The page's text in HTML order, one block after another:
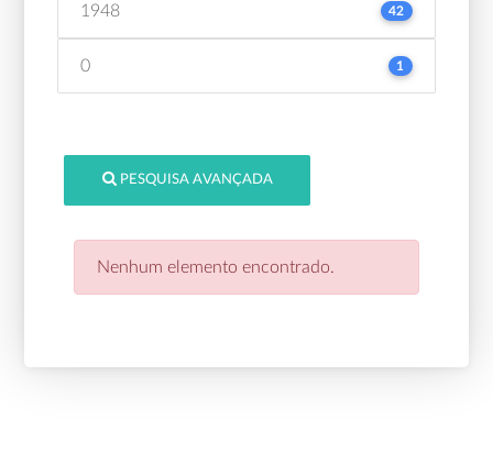
1948 42
0 1
PESQUISA AVANÇADA
Nenhum elemento encontrado.